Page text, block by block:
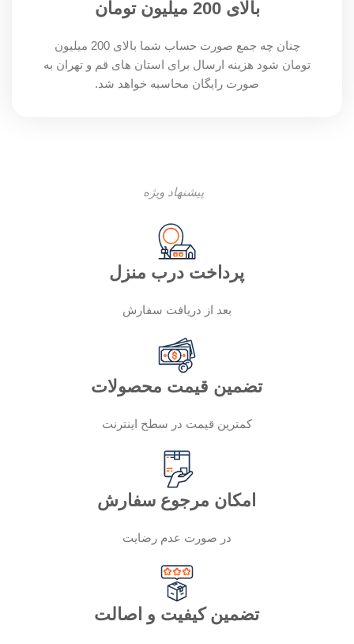
بالای 200 میلیون تومان
چنان چه جمع صورت حساب شما بالای 200 میلیون
تومان شود هزینه ارسال برای استان های قم و تهران به
صورت رایگان محاسبه خواهد شد.
پیشنهاد ویژه
پرداخت درب منزل
بعد از دریافت سفارش
تضمین قیمت محصولات
کمترین قیمت در سطح اینترنت
امکان مرجوع سفارش
در صورت عدم رضایت
تضمین کیفیت و اصالت